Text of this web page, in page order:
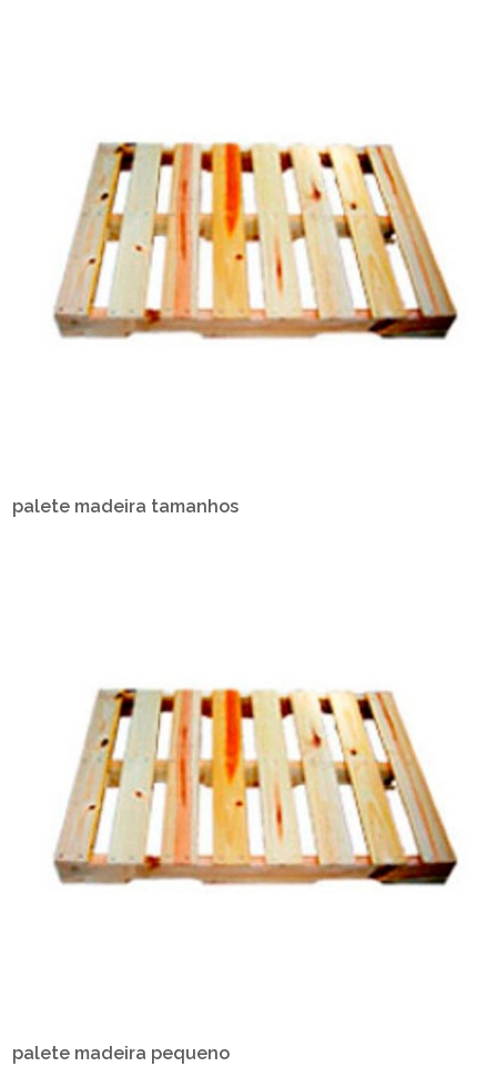
palete madeira tamanhos
palete madeira pequeno